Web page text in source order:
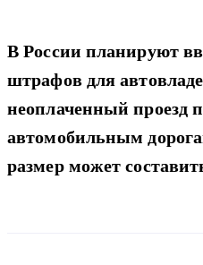
В России планируют
штрафов для
неоплаченный проезд
автомобильным
размер может